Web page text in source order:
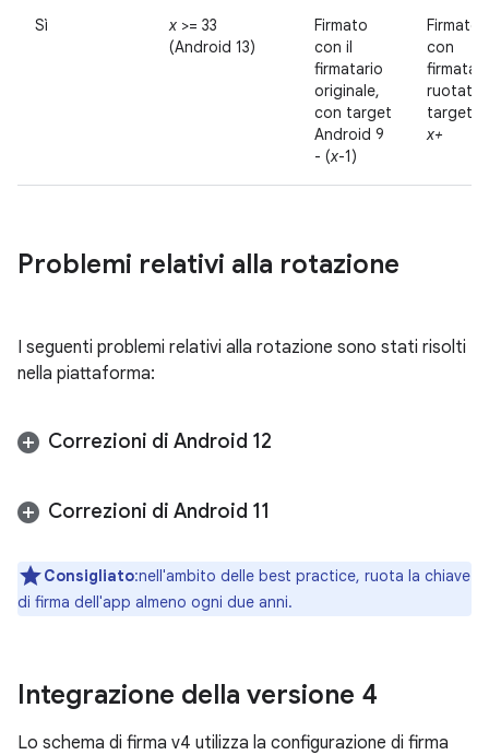
Sì x >= 33
(Android 13)
Firmato
con il
firmatario
originale,
con target
Android 9
- (x-1)
Firmato
con
ruotato,
x+
Problemi relativi alla rotazione
I seguenti problemi relativi alla rotazione sono stati risolti
nella piattaforma:
Correzioni di Android 12
Correzioni di Android 11
Consigliato:nell'ambito delle best practice, ruota la chiave
di firma dell'app almeno ogni due anni.
Integrazione della versione 4
Lo schema di firma v4 utilizza la configurazione di firma